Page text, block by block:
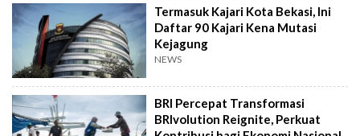
Termasuk Kajari Kota Bekasi, Ini
Daftar 90 Kajari Kena Mutasi
Kejagung
NEWS
BRI Percepat Transformasi
BRIvolution Reignite, Perkuat